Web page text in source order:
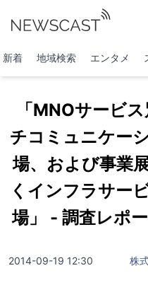
新着 地域検索 エンタメ
「MNOサービ
チコミュニケー
場、および事業
くインフラサー
場」 - 調査レポ
2014-09-19 12:30 株